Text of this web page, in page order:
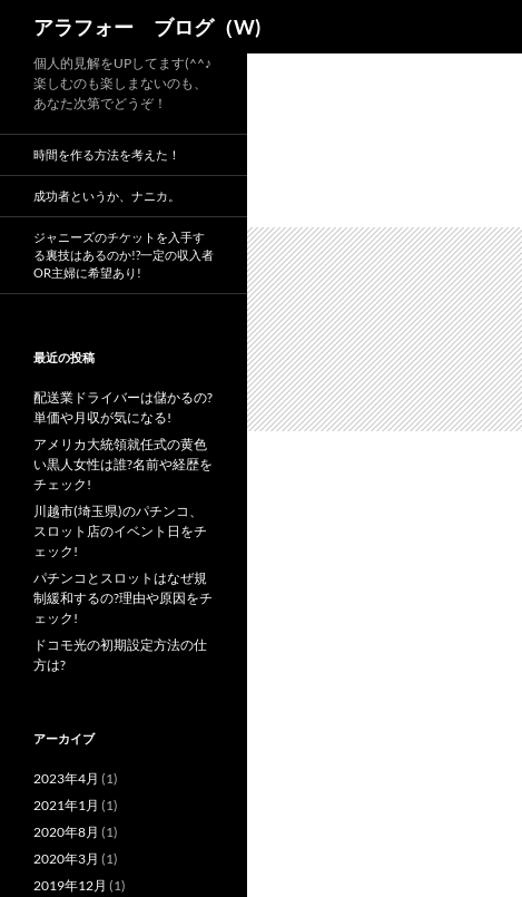
ツ
アラフォー ブログ（W)
個人的見解をUPしてます(^^♪
楽しむのも楽しまないのも、
あなた次第でどうぞ！
時間を作る方法を考えた！
成功者というか、ナニカ。
ジャニーズのチケットを入手す
る裏技はあるのか!?一定の収入者
OR主婦に希望あり!
最近の投稿
配送業ドライバーは儲かるの?
単価や月収が気になる!
アメリカ大統領就任式の黄色
い黒人女性は誰?名前や経歴を
チェック!
川越市(埼玉県)のパチンコ、
スロット店のイベント日をチ
ェック!
パチンコとスロットはなぜ規
制緩和するの?理由や原因をチ
ェック!
ドコモ光の初期設定方法の仕
方は?
アーカイブ
2023年4月 (1)
2021年1月 (1)
2020年8月 (1)
2020年3月 (1)
2019年12月 (1)